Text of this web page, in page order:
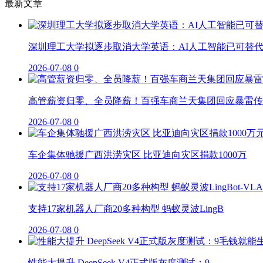
最新文章
深圳理工大学拟逐步取消大学英语：AI人工智能已可替代
2026-07-08 0
高管薪资归零、全员降薪！百强车商兰天集团回应暴雷
2026-07-08 0
车企集体驰援广西洪涝灾区 比亚迪向灾区捐款1000万
2026-07-08 0
支持17家机器人厂商20多种构型 蚂蚁灵波LingB
2026-07-08 0